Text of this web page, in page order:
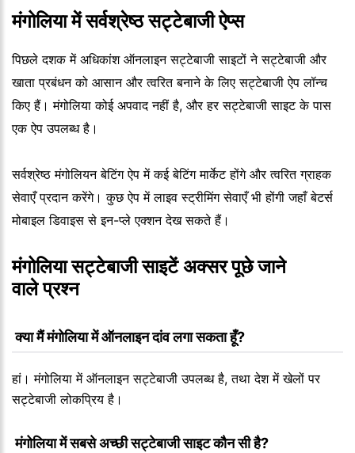
मंगोलिया में सर्वश्रेष्ठ सट्टेबाजी ऐप्स
पिछले दशक में अधिकांश ऑनलाइन सट्टेबाजी साइटों ने सट्टेबाजी और
खाता प्रबंधन को आसान और त्वरित बनाने के लिए सट्टेबाजी ऐप लॉन्च
किए हैं। मंगोलिया कोई अपवाद नहीं है, और हर सट्टेबाजी साइट के पास
एक ऐप उपलब्ध है।
सर्वश्रेष्ठ मंगोलियन बेटिंग ऐप में कई बेटिंग मार्केट होंगे और त्वरित ग्राहक
सेवाएँ प्रदान करेंगे। कुछ ऐप में लाइव स्ट्रीमिंग सेवाएँ भी होंगी जहाँ बेटर्स
मोबाइल डिवाइस से इन-प्ले एक्शन देख सकते हैं।
मंगोलिया सट्टेबाजी साइटें अक्सर पूछे जाने
वाले प्रश्न
क्या मैं मंगोलिया में ऑनलाइन दांव लगा सकता हूँ?
हां। मंगोलिया में ऑनलाइन सट्टेबाजी उपलब्ध है, तथा देश में खेलों पर
सट्टेबाजी लोकप्रिय है।
मंगोलिया में सबसे अच्छी सट्टेबाजी साइट कौन सी है?